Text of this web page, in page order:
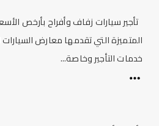
تأجير سيارات زفاف وأفراح بأرخص
المتميزة التي تقدمها معارض
خدمات التأجير وخاصة...